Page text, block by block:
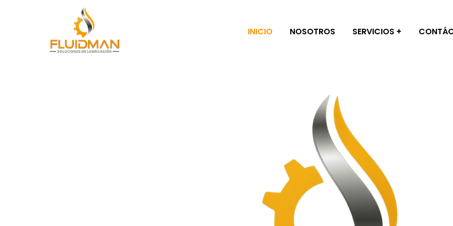
INICIO NOSOTROS SERVICIOS